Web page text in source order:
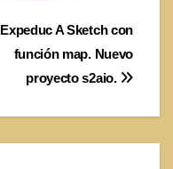
Expeduc A Sketch con
función map. Nuevo
proyecto s2aio.